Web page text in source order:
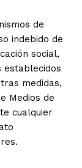
de
indebido de
social,
establecidos
medidas,
Medios de
cualquier